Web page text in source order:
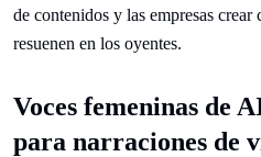
de contenidos y las empresas
resuenen en los oyentes.
Voces femeninas de
para narraciones de